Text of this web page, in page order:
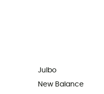
Julbo
New Balance